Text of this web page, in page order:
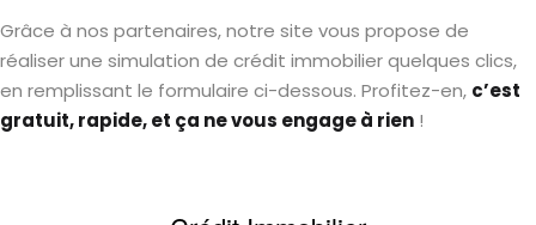
Grâce à nos partenaires, notre site vous propose de
réaliser une simulation de crédit immobilier quelques clics,
en remplissant le formulaire ci-dessous. Profitez-en, c’est
gratuit, rapide, et ça ne vous engage à rien !